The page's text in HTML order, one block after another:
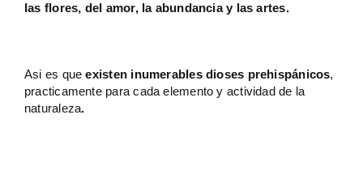
las flores, del amor, la abundancia y las artes.
Asi es queexisten inumerables dioses prehispánicos,
practicamente para cada elemento y actividad de la
naturaleza.